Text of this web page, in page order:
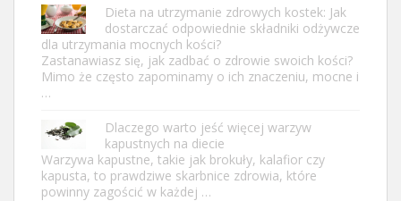
Dieta na utrzymanie zdrowych kostek: Jak
dostarczać odpowiednie składniki odżywcze
dla utrzymania mocnych kości?
Zastanawiasz się, jak zadbać o zdrowie swoich kości?
Mimo że często zapominamy o ich znaczeniu, mocne i
…
Dlaczego warto jeść więcej warzyw
kapustnych na diecie
Warzywa kapustne, takie jak brokuły, kalafior czy
kapusta, to prawdziwe skarbnice zdrowia, które
powinny zagościć w każdej …